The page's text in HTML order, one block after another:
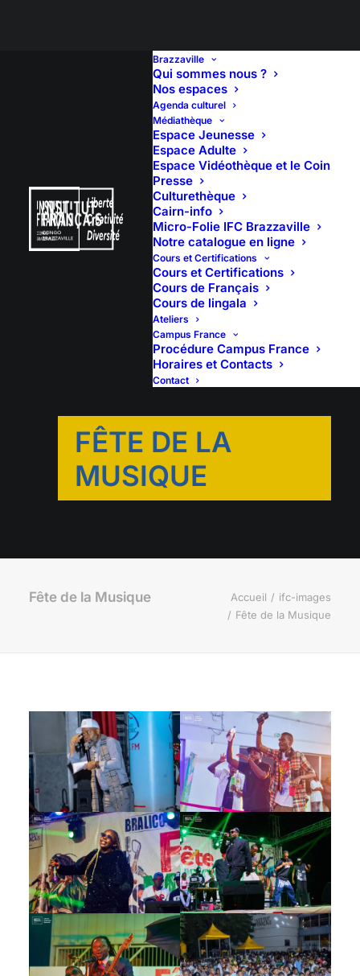
Brazzaville
Qui sommes nous ?
Nos espaces
Agenda culturel
Médiathèque
Espace Jeunesse
Espace Adulte
Espace Vidéothèque et le Coin
Presse
Culturethèque
Cairn-info
Micro-Folie IFC Brazzaville
Notre catalogue en ligne
Cours et Certifications
Cours et Certifications
Cours de Français
Cours de lingala
Ateliers
Campus France
Procédure Campus France
Horaires et Contacts
Contact
FÊTE DE LA
MUSIQUE
Fête de la Musique Accueil
ifc-images
Fête de la Musique